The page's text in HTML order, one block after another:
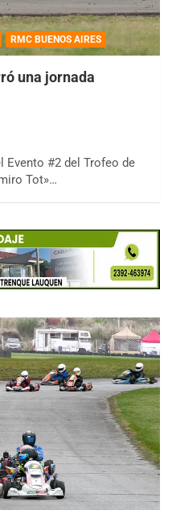
RMC BUENOS AIRES
una jornada
Evento #2 del Trofeo de
Tot»…